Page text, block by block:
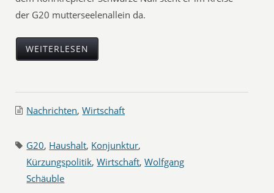
der G20 mutterseelenallein da.
WEITERLESEN
Nachrichten,Wirtschaft
G20, Haushalt, Konjunktur,
Kürzungspolitik,Wirtschaft,Wolfgang
Schäuble